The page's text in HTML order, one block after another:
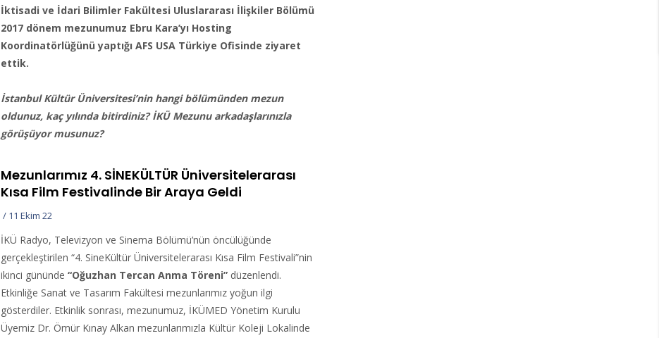
İktisadi ve İdari Bilimler Fakültesi Uluslararası İlişkiler Bölümü
2017 dönem mezunumuz Ebru Kara’yı Hosting
Koordinatörlüğünü yaptığı AFS USA Türkiye Ofisinde ziyaret
ettik.
İstanbul Kültür Üniversitesi’nin hangi bölümünden mezun
oldunuz, kaç yılında bitirdiniz? İKÜ Mezunu arkadaşlarınızla
görüşüyor musunuz?
Mezunlarımız 4. SİNEKÜLTÜR Üniversitelerarası
Kısa Film Festivalinde Bir Araya Geldi
/ 11 Ekim 22
İKÜ Radyo, Televizyon ve Sinema Bölümü’nün öncülüğünde
gerçekleştirilen “4. SineKültür Üniversitelerarası Kısa Film Festivali”nin
ikinci gününde “Oğuzhan Tercan Anma Töreni” düzenlendi.
Etkinliğe Sanat ve Tasarım Fakültesi mezunlarımız yoğun ilgi
gösterdiler. Etkinlik sonrası, mezunumuz, İKÜMED Yönetim Kurulu
Üyemiz Dr. Ömür Kınay Alkan mezunlarımızla Kültür Koleji Lokalinde